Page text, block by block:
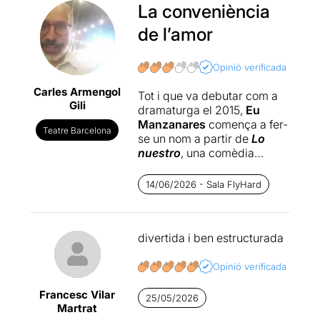
Carles Armengol
Gili
Teatre Barcelona
La conveniència
de l’amor
Opinió verificada
Tot i que va debutar com a
dramaturga el 2015, Eu
Manzanares comença a fer-
se un nom a partir de Lo
nuestro, una comèdia
original que va tenir
diverses reposicions... totes
amb força èxit.
Dopaland, una altra
estrenada a la Sala Fénix, i
podrem veure a La Villarroel
amb l’esperada
14/06/2026 - Sala FlyHard
Francesc Vilar
Martrat
divertida i ben estructurada
Opinió verificada
25/05/2026